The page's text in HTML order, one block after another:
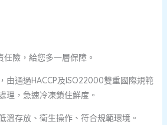
險，給您多一層保障。
由通過HACCP及ISO22000雙重國際規範
理，急速冷凍鎖住鮮度。
溫存放、衛生操作、符合規範環境。